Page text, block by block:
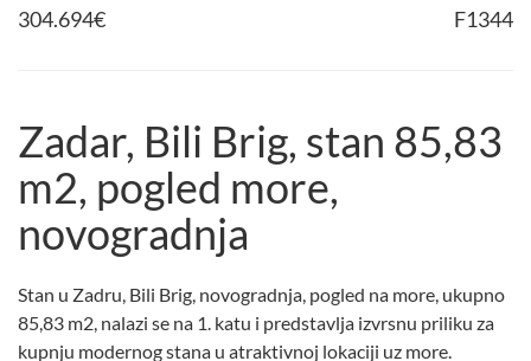
304.694€ F1344
Zadar, Bili Brig, stan 85,83
m2, pogled more,
novogradnja
Stan u Zadru, Bili Brig, novogradnja, pogled na more, ukupno
85,83 m2, nalazi se na 1. katu i predstavlja izvrsnu priliku za
kupnju modernog stana u atraktivnoj lokaciji uz more.